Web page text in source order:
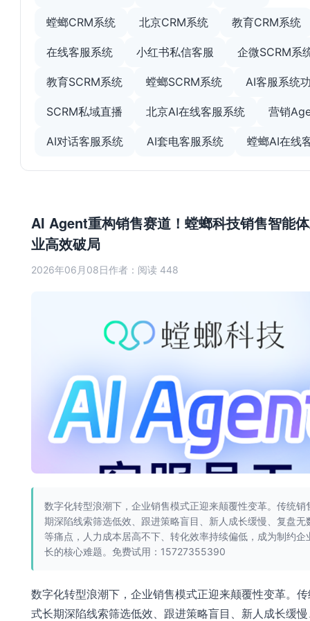
AI Agent重构销售赛道！螳螂科技销售智能
业高效破局
2026年06月08日作者： 阅读 448
数字化转型浪潮下，企业销售模式正迎来颠覆性变革。传统销
期深陷线索筛选低效、跟进策略盲目、新人成长缓慢、复盘无
等痛点，人力成本居高不下、转化效率持续偏低，成为制约企
长的核心难题。免费试用：15727355390
数字化转型浪潮下，企业销售模式正迎来颠覆性变革。
式长期深陷线索筛选低效、跟进策略盲目、新人成长缓
螳螂CRM系统 北京CRM系统 教育CRM系统
在线客服系统 小红书私信客服 企微SCRM系
教育SCRM系统 螳螂SCRM系统 AI客服系统
SCRM私域直播 北京AI在线客服系统 营销
AI对话客服系统 AI套电客服系统 螳螂AI在线